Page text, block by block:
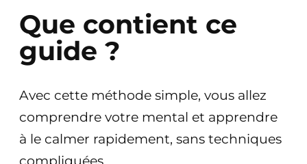
Que contient ce
guide ?
Avec cette méthode simple, vous allez
comprendre votre mental et apprendre
à le calmer rapidement, sans techniques